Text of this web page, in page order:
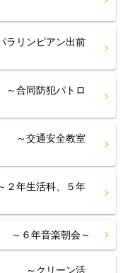
リンピアン出前
合同防犯パトロ
～交通安全教室
生活科、５年
年音楽朝会～
クリーン活